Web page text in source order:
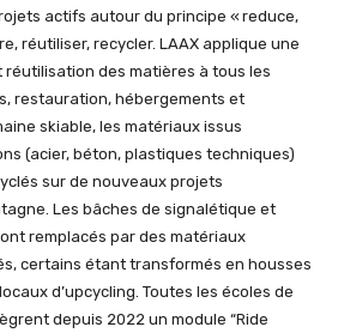
actifs autour du principe « reduce,
réutiliser, recycler. LAAX applique une
des matières à tous les
restauration, hébergements et
skiable, les matériaux issus
(acier, béton, plastiques techniques)
sur de nouveaux projets
Les bâches de signalétique et
remplacés par des matériaux
certains étant transformés en housses
d’upcycling. Toutes les écoles de
depuis 2022 un module “Ride